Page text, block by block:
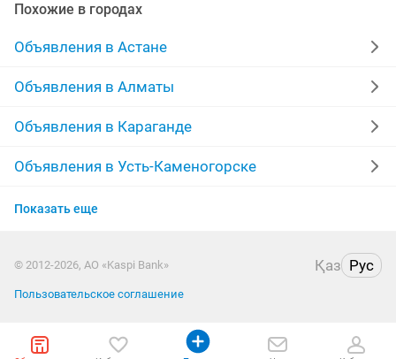
фотокамеры новые камеры
установка камеры заднего
Похожие в городах
Объявления в Астане
Объявления в Алматы
Объявления в Караганде
Объявления в Усть-Каменогорске
Объявления в Актобе
Объявления в Костанае
Объявления в Павлодаре
Показать еще
© 2012-2026, АО «Kaspi Bank» Қаз Рус
Пользовательское соглашение